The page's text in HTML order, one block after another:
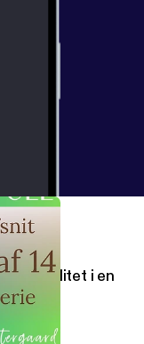
spiritualitet i en